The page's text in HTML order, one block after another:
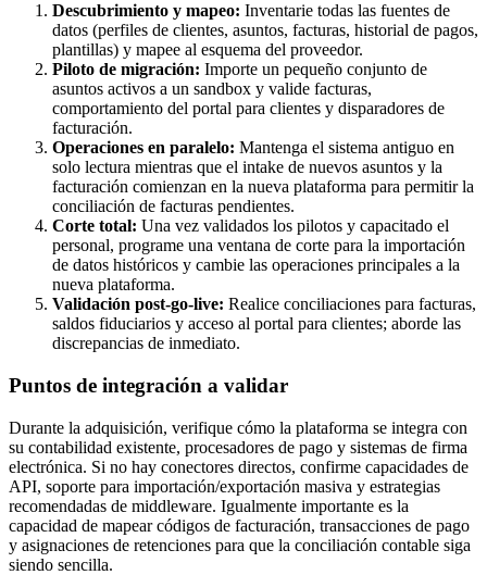
Descubrimiento y mapeo: Inventarie todas las fuentes de
datos (perfiles de clientes, asuntos, facturas, historial de pagos,
plantillas) y mapee al esquema del proveedor.
Piloto de migración: Importe un pequeño conjunto de
asuntos activos a un sandbox y valide facturas,
comportamiento del portal para clientes y disparadores de
facturación.
Operaciones en paralelo: Mantenga el sistema antiguo en
solo lectura mientras que el intake de nuevos asuntos y la
facturación comienzan en la nueva plataforma para permitir la
conciliación de facturas pendientes.
Corte total: Una vez validados los pilotos y capacitado el
personal, programe una ventana de corte para la importación
de datos históricos y cambie las operaciones principales a la
nueva plataforma.
Validación post-go-live: Realice conciliaciones para facturas,
saldos fiduciarios y acceso al portal para clientes; aborde las
discrepancias de inmediato.
Puntos de integración a validar
Durante la adquisición, verifique cómo la plataforma se integra con
su contabilidad existente, procesadores de pago y sistemas de firma
electrónica. Si no hay conectores directos, confirme capacidades de
API, soporte para importación/exportación masiva y estrategias
recomendadas de middleware. Igualmente importante es la
capacidad de mapear códigos de facturación, transacciones de pago
y asignaciones de retenciones para que la conciliación contable siga
siendo sencilla.